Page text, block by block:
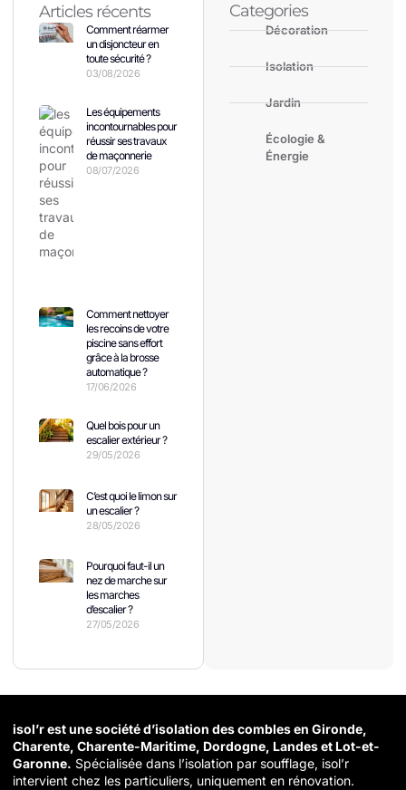
Articles récents
Comment réarmer
un disjoncteur en
toute sécurité ?
03/08/2026
Les équipements
incontournables pour
réussir ses travaux
de maçonnerie
08/07/2026
Comment nettoyer
les recoins de votre
piscine sans effort
grâce à la brosse
automatique ?
17/06/2026
Quel bois pour un
escalier extérieur ?
29/05/2026
C’est quoi le limon sur
un escalier ?
28/05/2026
Pourquoi faut-il un
nez de marche sur
les marches
d’escalier ?
27/05/2026
Categories
Décoration
Isolation
Jardin
Écologie &
Énergie
isol’r est une société d’isolation des combles en Gironde,
Charente, Charente-Maritime, Dordogne, Landes et Lot-et-
Garonne. Spécialisée dans l’isolation par soufflage, isol’r
intervient chez les particuliers, uniquement en rénovation.